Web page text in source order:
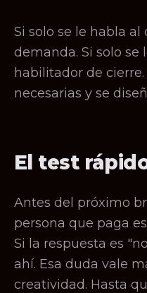
Si solo se le habla
demanda. Si solo se
habilitador de
necesarias y se
El test
Antes del próximo
persona que paga
Si la respuesta es
ahí. Esa duda vale
creatividad. Hasta